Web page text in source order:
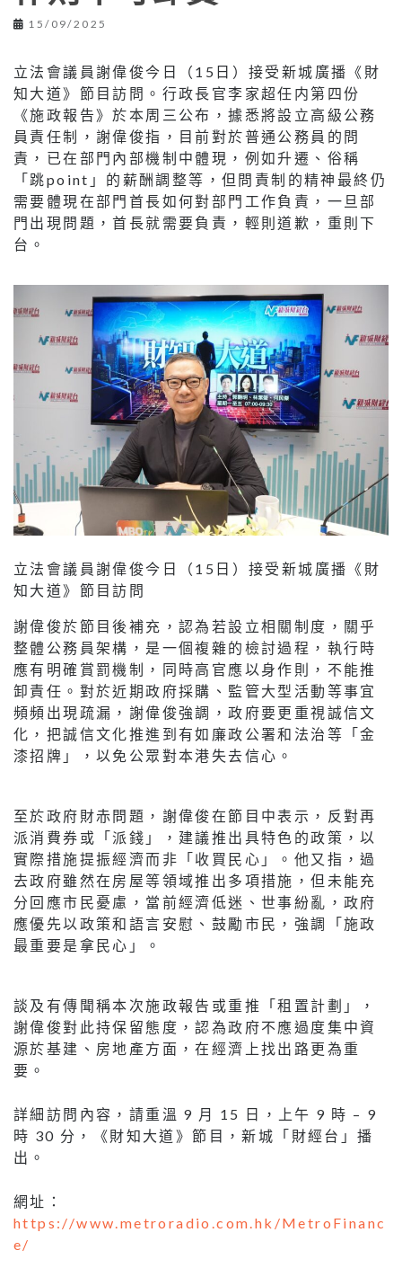
15/09/2025
立法會議員謝偉俊今日（15日）接受新城廣播《財
知大道》節目訪問。行政長官李家超任内第四份
《施政報告》於本周三公布，據悉將設立高級公務
員責任制，謝偉俊指，目前對於普通公務員的問
責，已在部門內部機制中體現，例如升遷、俗稱
「跳point」的薪酬調整等，但問責制的精神最終仍
需要體現在部門首長如何對部門工作負責，一旦部
門出現問題，首長就需要負責，輕則道歉，重則下
台。
立法會議員謝偉俊今日（15日）接受新城廣播《財
知大道》節目訪問
謝偉俊於節目後補充，認為若設立相關制度，關乎
整體公務員架構，是一個複雜的檢討過程，執行時
應有明確賞罰機制，同時高官應以身作則，不能推
卸責任。對於近期政府採購、監管大型活動等事宜
頻頻出現疏漏，謝偉俊強調，政府要更重視誠信文
化，把誠信文化推進到有如廉政公署和法治等「金
漆招牌」，以免公眾對本港失去信心。
至於政府財赤問題，謝偉俊在節目中表示，反對再
派消費券或「派錢」，建議推出具特色的政策，以
實際措施提振經濟而非「收買民心」。他又指，過
去政府雖然在房屋等領域推出多項措施，但未能充
分回應市民憂慮，當前經濟低迷、世事紛亂，政府
應優先以政策和語言安慰、鼓勵市民，強調「施政
最重要是拿民心」。
談及有傳聞稱本次施政報告或重推「租置計劃」，
謝偉俊對此持保留態度，認為政府不應過度集中資
源於基建、房地產方面，在經濟上找出路更為重
要。
詳細訪問內容，請重溫 9 月 15 日，上午 9 時 – 9
時 30 分，《財知大道》節目，新城「財經台」播
出。
網址：
https://www.metroradio.com.hk/MetroFinanc
e/